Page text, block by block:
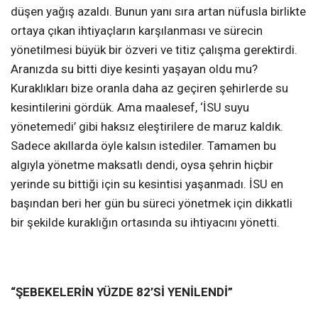
düşen yağış azaldı. Bunun yanı sıra artan nüfusla birlikte
ortaya çıkan ihtiyaçların karşılanması ve sürecin
yönetilmesi büyük bir özveri ve titiz çalışma gerektirdi.
Aranızda su bitti diye kesinti yaşayan oldu mu?
Kuraklıkları bize oranla daha az geçiren şehirlerde su
kesintilerini gördük. Ama maalesef, ‘İSU suyu
yönetemedi’ gibi haksız eleştirilere de maruz kaldık.
Sadece akıllarda öyle kalsın istediler. Tamamen bu
algıyla yönetme maksatlı dendi, oysa şehrin hiçbir
yerinde su bittiği için su kesintisi yaşanmadı. İSU en
başından beri her gün bu süreci yönetmek için dikkatli
bir şekilde kuraklığın ortasında su ihtiyacını yönetti.
“ŞEBEKELERİN YÜZDE 82’Sİ YENİLENDİ”